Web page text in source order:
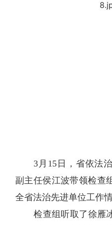
3 月 15 日
，省依法
副主任侯江波带领检查
全省法治先进单位工作情
检查组听取了徐雁